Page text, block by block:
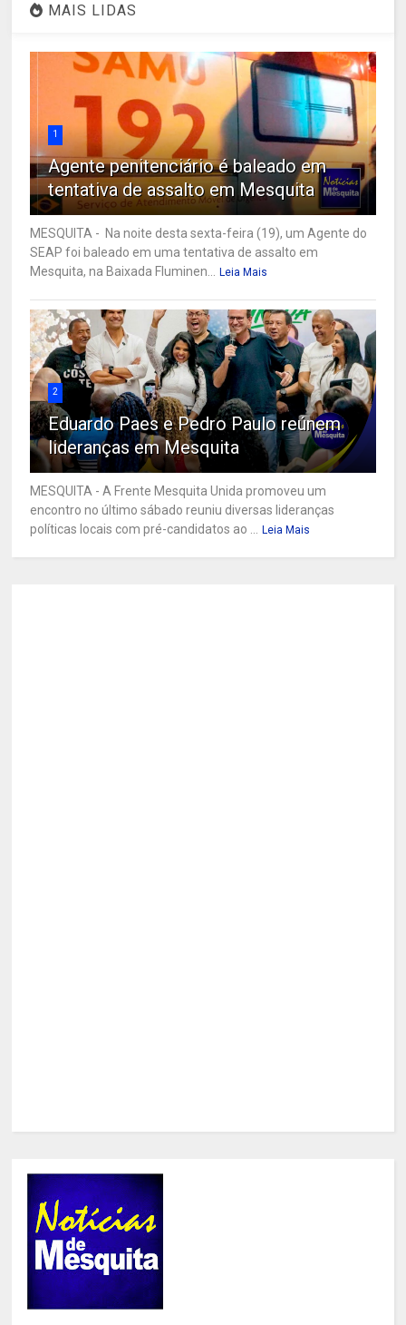
MAIS LIDAS
1
Agente penitenciário é baleado em
tentativa de assalto em Mesquita
MESQUITA - Na noite desta sexta-feira (19), um Agente do
SEAP foi baleado em uma tentativa de assalto em
Mesquita, na Baixada Fluminen...
Leia Mais
2
Eduardo Paes e Pedro Paulo reúnem
lideranças em Mesquita
MESQUITA - A Frente Mesquita Unida promoveu um
encontro no último sábado reuniu diversas lideranças
políticas locais com pré-candidatos ao ...
Leia Mais